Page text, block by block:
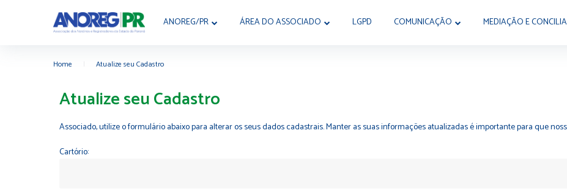
ANOREG/PR ÁREA DO ASSOCIADO LGPD COMUNICAÇÃO MEDIAÇÃO E
Home Atualize seu Cadastro
Atualize seu Cadastro
Associado, utilize o formulário abaixo para alterar os seus dados cadastrais. Manter as suas informações atualizadas é importante para que
Cartório: